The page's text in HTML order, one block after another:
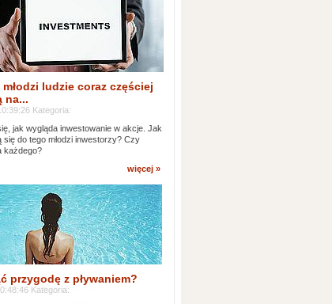
młodzi ludzie coraz częściej
na...
Kategoria:
jak wygląda inwestowanie w akcje. Jak
się do tego młodzi inwestorzy? Czy
każdego?
więcej »
przygodę z pływaniem?
Kategoria: